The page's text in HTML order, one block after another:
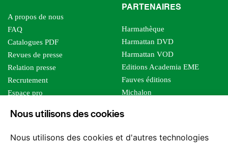
Nous utilisons des cookies
Nous utilisons des cookies et d'autres technologies
A propos de nous
FAQ
Catalogues PDF
Revues de presse
Relation presse
Recrutement
Espace pro
Foreign rights
PARTENAIRES
Harmathèque
Harmattan DVD
Harmattan VOD
Editions Academia EME
Fauves éditions
Michalon
Editions Sutton
Les impliqués